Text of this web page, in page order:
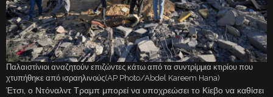
Παλαιστίνιοι αναζητούν επιζώντες κάτω από τα συντρίμμια κτιρίου που
χτυπήθηκε από ισραηλινούς(AP Photo/Abdel Kareem Hana)
Έτσι, ο Ντόναλντ Τραμπ μπορεί να υποχρεώσει το Κίεβο να καθίσει